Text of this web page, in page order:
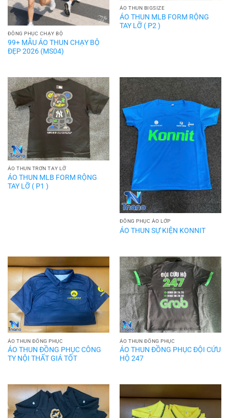
ĐỒNG PHỤC CHẠY BỘ
99+ MẪU ÁO THUN CHẠY BỘ
ĐẸP 2026 (MS04)
ÁO THUN BIGSIZE
ÁO THUN MLB FORM RỘNG
TAY LỠ ( P2 )
ÁO THUN TRƠN TAY LỠ
ÁO THUN MLB FORM RỘNG
TAY LỠ ( P1 )
ĐỒNG PHỤC ÁO LỚP
ÁO THUN SỰ KIỆN KONNIT
ÁO THUN ĐỒNG PHỤC
ÁO THUN ĐỒNG PHỤC CÔNG
TY NỘI THẤT GIÁ TỐT
ÁO THUN ĐỒNG PHỤC
ÁO THUN ĐỒNG PHỤC ĐỘI CỨU
HỘ 247